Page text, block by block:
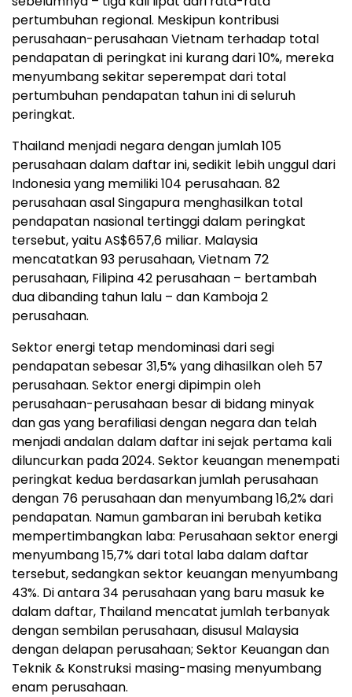
pertumbuhan regional. Meskipun kontribusi
perusahaan-perusahaan Vietnam terhadap total
pendapatan di peringkat ini kurang dari 10%, mereka
menyumbang sekitar seperempat dari total
pertumbuhan pendapatan tahun ini di seluruh
peringkat.
Thailand menjadi negara dengan jumlah 105
perusahaan dalam daftar ini, sedikit lebih unggul dari
Indonesia yang memiliki 104 perusahaan. 82
perusahaan asal Singapura menghasilkan total
pendapatan nasional tertinggi dalam peringkat
tersebut, yaitu AS$657,6 miliar. Malaysia
mencatatkan 93 perusahaan, Vietnam 72
perusahaan, Filipina 42 perusahaan – bertambah
dua dibanding tahun lalu – dan Kamboja 2
perusahaan.
Sektor energi tetap mendominasi dari segi
pendapatan sebesar 31,5% yang dihasilkan oleh 57
perusahaan. Sektor energi dipimpin oleh
perusahaan-perusahaan besar di bidang minyak
dan gas yang berafiliasi dengan negara dan telah
menjadi andalan dalam daftar ini sejak pertama kali
diluncurkan pada 2024. Sektor keuangan menempati
peringkat kedua berdasarkan jumlah perusahaan
dengan 76 perusahaan dan menyumbang 16,2% dari
pendapatan. Namun gambaran ini berubah ketika
mempertimbangkan laba: Perusahaan sektor energi
menyumbang 15,7% dari total laba dalam daftar
tersebut, sedangkan sektor keuangan menyumbang
43%. Di antara 34 perusahaan yang baru masuk ke
dalam daftar, Thailand mencatat jumlah terbanyak
dengan sembilan perusahaan, disusul Malaysia
dengan delapan perusahaan; Sektor Keuangan dan
Teknik & Konstruksi masing-masing menyumbang
enam perusahaan.